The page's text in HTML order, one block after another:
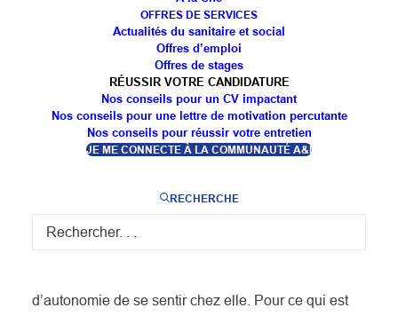
OFFRES DE SERVICES
Actualités du sanitaire et social
Offres d’emploi
Offres de stages
RÉUSSIR VOTRE CANDIDATURE
Nos conseils pour un CV impactant
Nos conseils pour une lettre de motivation percutante
Nos conseils pour réussir votre entretien
JE ME CONNECTE À LA COMMUNAUTÉ A&I
RECHERCHE
Caisse nationale de solidarité pour
soutient 95#départementsengagés
dans le développement de l’habitat inclusif et l’aide à
la vie partagée (AVP). Fin 2022, à l’issue des deux
premières années de lancement de l’AVP, ces 95
programmations prévoient :
✔️ 1 885 habitats inclusifs
d’autonomie de se sentir chez elle. Pour ce qui est